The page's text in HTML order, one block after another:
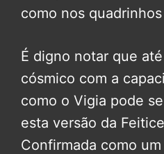
como nos
É digno notar que
cósmico com a
como o Vigia pode
esta versão da
Confirmada como